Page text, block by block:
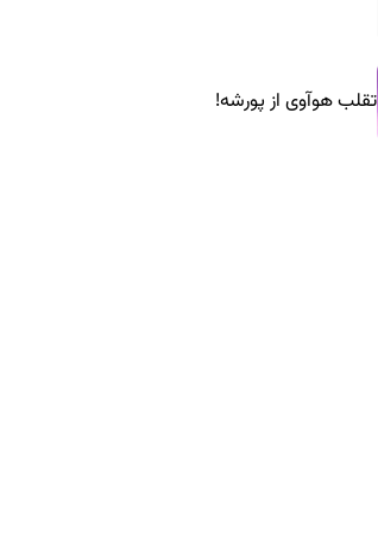
تقلب هوآوی از پورشه!